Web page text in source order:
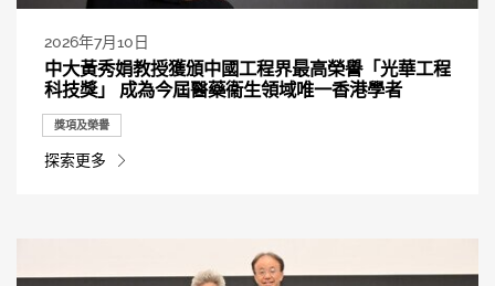
2026年7月10日
中大黃秀娟教授獲頒中國工程界最高榮譽「光華工程
科技獎」 成為今屆醫藥衞生領域唯一香港學者
獎項及榮譽
探索更多